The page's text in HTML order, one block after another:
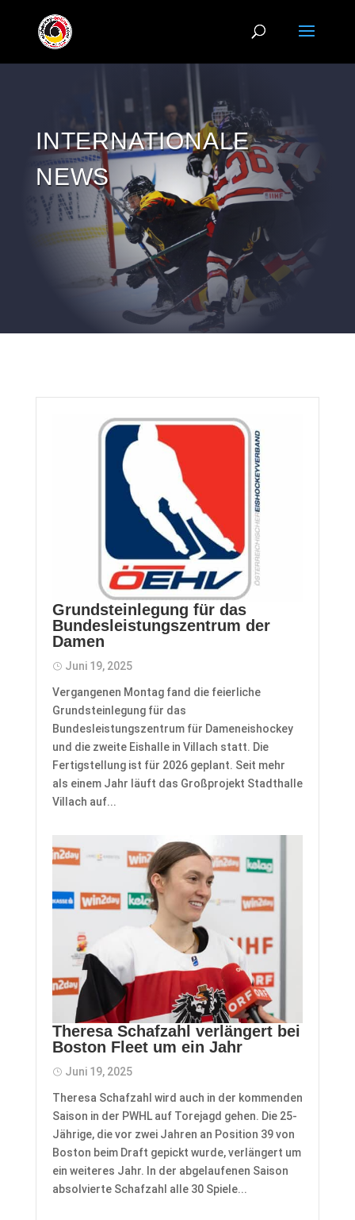
INTERNATIONALE
NEWS
Grundsteinlegung für das
Bundesleistungszentrum der
Damen
Juni 19, 2025
Vergangenen Montag fand die feierliche
Grundsteinlegung für das
Bundesleistungszentrum für Dameneishockey
und die zweite Eishalle in Villach statt. Die
Fertigstellung ist für 2026 geplant. Seit mehr
als einem Jahr läuft das Großprojekt Stadthalle
Villach auf...
Theresa Schafzahl verlängert bei
Boston Fleet um ein Jahr
Juni 19, 2025
Theresa Schafzahl wird auch in der kommenden
Saison in der PWHL auf Torejagd gehen. Die 25-
Jährige, die vor zwei Jahren an Position 39 von
Boston beim Draft gepickt wurde, verlängert um
ein weiteres Jahr. In der abgelaufenen Saison
absolvierte Schafzahl alle 30 Spiele...